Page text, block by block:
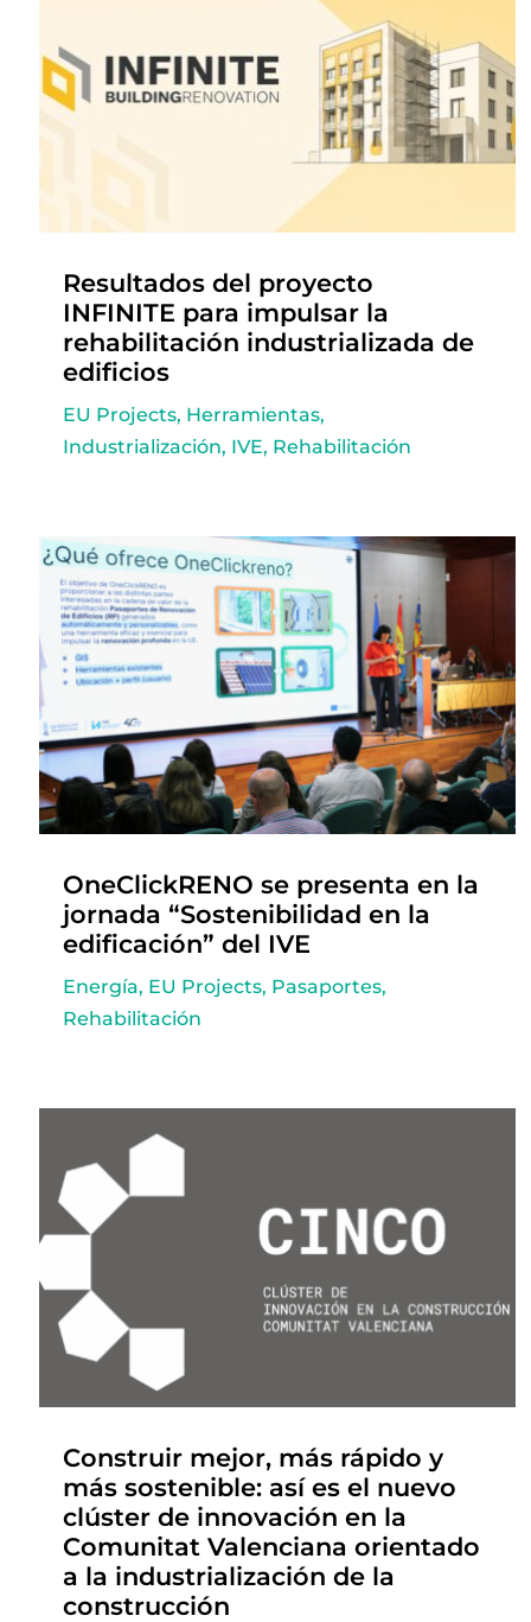
Resultados del proyecto
INFINITE para impulsar la
rehabilitación industrializada de
edificios
EU Projects, Herramientas,
Industrialización, IVE, Rehabilitación
OneClickRENO se presenta en la
jornada “Sostenibilidad en la
edificación” del IVE
Energía, EU Projects, Pasaportes,
Rehabilitación
Construir mejor, más rápido y
más sostenible: así es el nuevo
clúster de innovación en la
Comunitat Valenciana orientado
a la industrialización de la
construcción